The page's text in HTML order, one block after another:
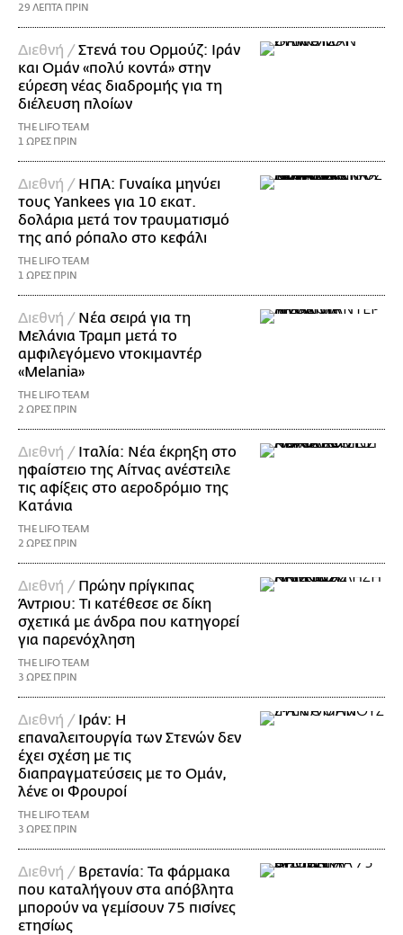
29 ΛΕΠΤΑ ΠΡΙΝ
Διεθνή /Στενά του Ορμούζ: Ιράν
και Ομάν «πολύ κοντά» στην
εύρεση νέας διαδρομής για τη
διέλευση πλοίων
THE LIFO TEAM
1 ΩΡΕΣ ΠΡΙΝ
Διεθνή / ΗΠΑ: Γυναίκα μηνύει
τους Yankees για 10 εκατ.
δολάρια μετά τον τραυματισμό
της από ρόπαλο στο κεφάλι
THE LIFO TEAM
1 ΩΡΕΣ ΠΡΙΝ
Διεθνή / Νέα σειρά για τη
Μελάνια Τραμπ μετά το
αμφιλεγόμενο ντοκιμαντέρ
«Melania»
THE LIFO TEAM
2 ΩΡΕΣ ΠΡΙΝ
Διεθνή / Ιταλία: Νέα έκρηξη στο
ηφαίστειο της Αίτνας ανέστειλε
τις αφίξεις στο αεροδρόμιο της
Κατάνια
THE LIFO TEAM
2 ΩΡΕΣ ΠΡΙΝ
Διεθνή / Πρώην πρίγκιπας
Άντριου: Τι κατέθεσε σε δίκη
σχετικά με άνδρα που κατηγορεί
για παρενόχληση
THE LIFO TEAM
3 ΩΡΕΣ ΠΡΙΝ
Διεθνή / Ιράν: Η
επαναλειτουργία των Στενών δεν
έχει σχέση με τις
διαπραγματεύσεις με το Ομάν,
λένε οι Φρουροί
THE LIFO TEAM
3 ΩΡΕΣ ΠΡΙΝ
Διεθνή / Βρετανία: Τα φάρμακα
που καταλήγουν στα απόβλητα
μπορούν να γεμίσουν 75 πισίνες
ετησίως